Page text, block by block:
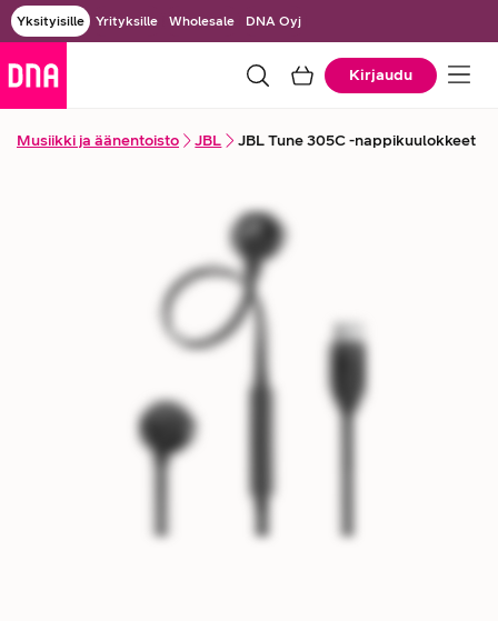
Yksityisille Yrityksille Wholesale DNA Oyj
Kirjaudu
Musiikki ja äänentoisto JBL JBL Tune 305C -nappikuulokkeet